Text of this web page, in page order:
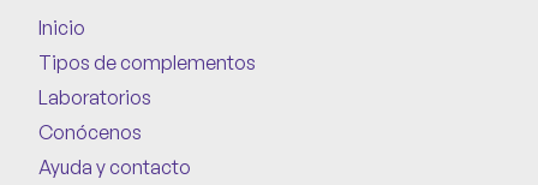
Inicio
Tipos de complementos
Laboratorios
Conócenos
Ayuda y contacto